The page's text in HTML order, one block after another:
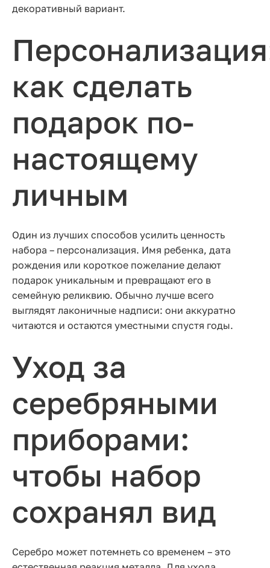
декоративный вариант.
как сделать
подарок по-
настоящему
личным
Один из лучших способов усилить ценность
набора – персонализация. Имя ребенка, дата
рождения или короткое пожелание делают
подарок уникальным и превращают его в
семейную реликвию. Обычно лучше всего
выглядят лаконичные надписи: они аккуратно
читаются и остаются уместными спустя годы.
Уход за
серебряными
приборами:
чтобы набор
сохранял вид
Серебро может потемнеть со временем – это